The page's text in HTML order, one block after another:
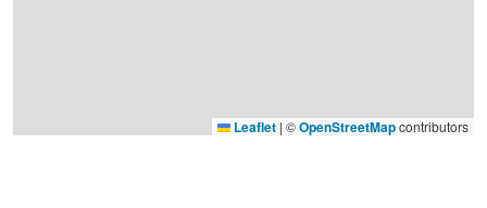
Leaflet | ©OpenStreetMapcontributors